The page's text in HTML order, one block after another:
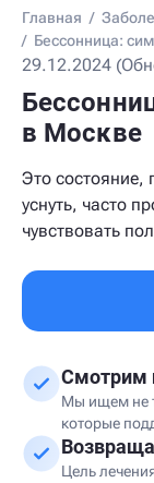
Главная /
/ Бессонница:
29.12.2024
в Москве
Это
уснуть, часто
чувствовать
Смотрим
Мы ищем не
которые
Цель